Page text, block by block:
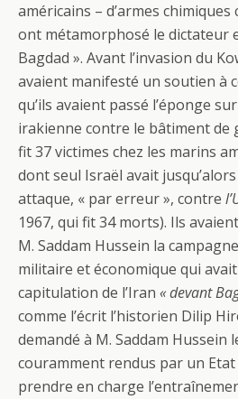
américains – d’armes
ont métamorphosé le dictateur
Bagdad ». Avant l’invasion du
avaient manifesté un soutien à
qu’ils avaient passé l’éponge
irakienne contre le bâtiment de
fit 37 victimes chez les marins
dont seul Israël avait
attaque, « par erreur », contre
1967, qui fit 34 morts). Ils
M. Saddam Hussein la
militaire et économique qui
capitulation de l’Iran « devant
comme l’écrit l’historien Dilip
demandé à M. Saddam Hussein
couramment rendus par un Etat
prendre en charge